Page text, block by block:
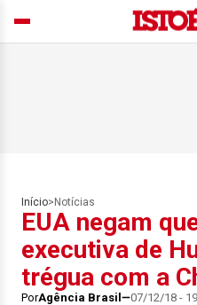
Início> Notícias
EUA negam
executiva de
trégua com a
PorAgência Brasil 07/12/18 -